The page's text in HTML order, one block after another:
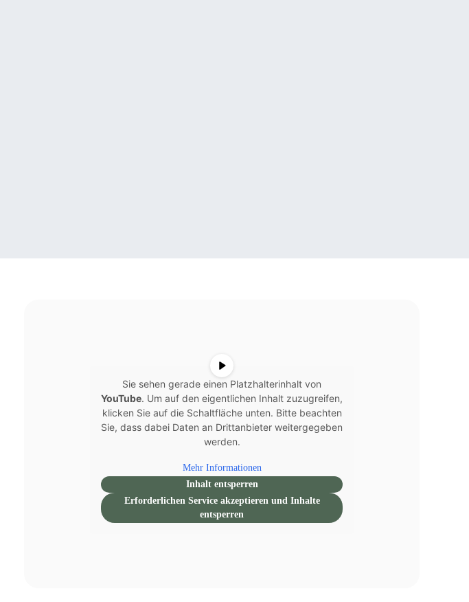
Sie sehen gerade einen Platzhalterinhalt von
YouTube. Um auf den eigentlichen Inhalt zuzugreifen,
klicken Sie auf die Schaltfläche unten. Bitte beachten
Sie, dass dabei Daten an Drittanbieter weitergegeben
werden.
Mehr Informationen
Inhalt entsperren
Erforderlichen Service akzeptieren und Inhalte
entsperren